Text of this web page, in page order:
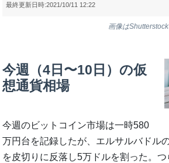
最終更新日時:2021/10/11 12:22
画像は
今週（4日〜10日）の仮
想通貨相場
今週のビットコイン市場は一時580
万円台を記録したが、エルサルバドル
を皮切りに反落し5万ドルを割った。